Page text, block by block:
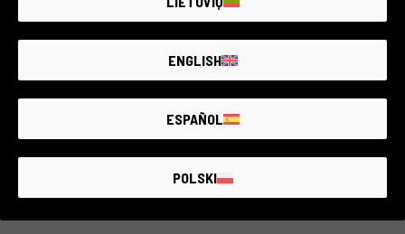
ENGLISH
ESPAÑOL
POLSKI